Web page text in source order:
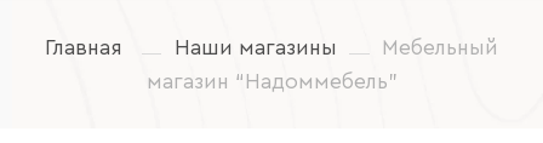
Главная Наши магазины
Мебельный
магазин “Надоммебель”